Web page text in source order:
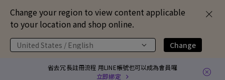
Change your region to view content applicable
to your location and shop online.
United States / English Change
省去冗長註冊流程 用LINE帳號也可以成為會員囉
立即綁定